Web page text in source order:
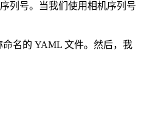
列号。当我们使用相机序列号
名的 YAML 文件。然后，我